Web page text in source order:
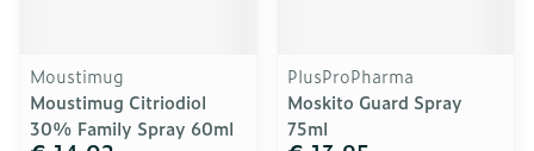
Moustimug
Moustimug Citriodiol
30% Family Spray 60ml
PlusProPharma
Moskito Guard Spray
75ml